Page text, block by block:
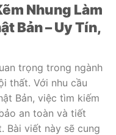
Nhung Làm
Bản – Uy Tín,
trọng trong ngành
thất. Với nhu cầu
Bản, việc tìm kiếm
an toàn và tiết
Bài viết này sẽ cung